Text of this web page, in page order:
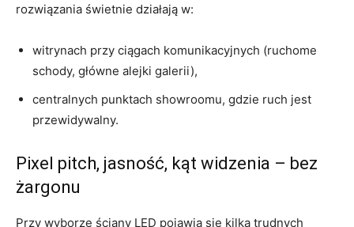
rozwiązania świetnie działają w:
witrynach przy ciągach komunikacyjnych (ruchome
schody, główne alejki galerii),
centralnych punktach showroomu, gdzie ruch jest
przewidywalny.
Pixel pitch, jasność, kąt widzenia – bez
żargonu
Przy wyborze ściany LED pojawia się kilka trudnych